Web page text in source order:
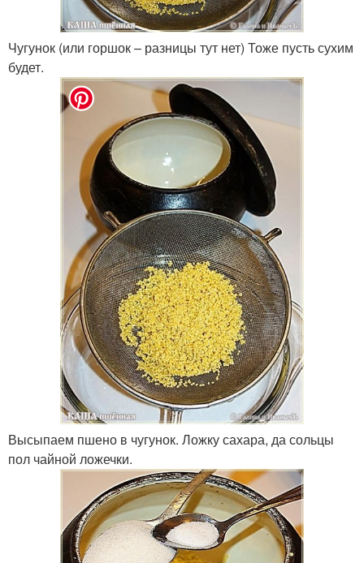
Чугунок (или горшок – разницы тут нет) Тоже пусть сухим
будет.
Высыпаем пшено в чугунок. Ложку сахара, да сольцы
пол чайной ложечки.